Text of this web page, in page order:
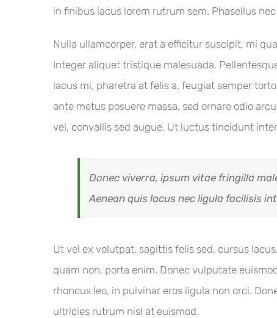
in finibus lacus lorem rutrum sem. Phasellus
Nulla ullamcorper, erat a efficitur suscipit, mi
Integer aliquet tristique malesuada.
lacus mi, pharetra at felis a, feugiat semper
ante metus posuere massa, sed ornare odio
vel, convallis sed augue. Ut luctus tincidunt
Donec viverra, ipsum vitae fringilla
Aenean quis lacus nec ligula facilisis
Ut vel ex volutpat, sagittis felis sed, cursus
quam non, porta enim. Donec vulputate
rhoncus leo, in pulvinar eros ligula non orci.
ultricies rutrum nisl at euismod.